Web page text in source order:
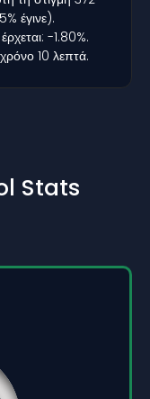
έγινε).
-1.80%.
10 λεπτά.
Stats